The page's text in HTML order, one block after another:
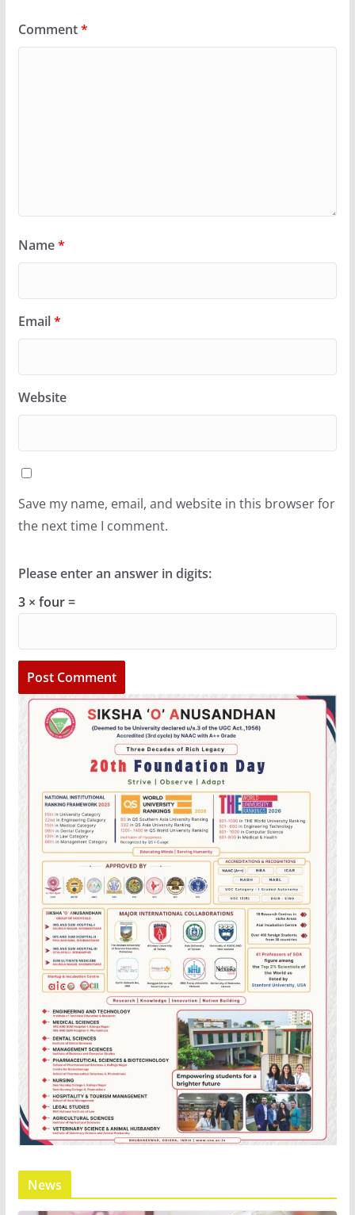
Comment*
Name*
Email*
Website
Save my name, email, and website in this browser for
the next time I comment.
Please enter an answer in digits:
3 × four =
News